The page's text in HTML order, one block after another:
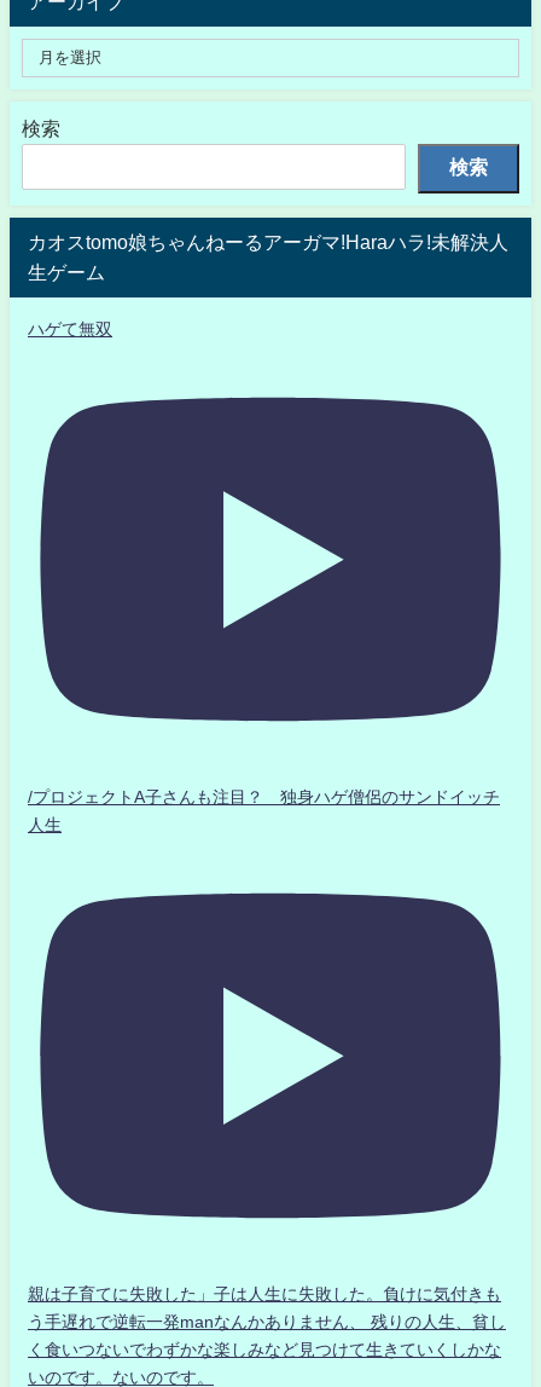
検索
検索
カオスtomo娘ちゃんねーるアーガマ!Haraハラ!未解決人
生ゲーム
ハゲて無双
/プロジェクトA子さんも注目？ 独身ハゲ僧侶のサンドイッチ
人生
親は子育てに失敗した」子は人生に失敗した。負けに気付きも
う手遅れで逆転一発manなんかありません、 残りの人生、貧し
く食いつないでわずかな楽しみなど見つけて生きていくしかな
いのです。ないのです。